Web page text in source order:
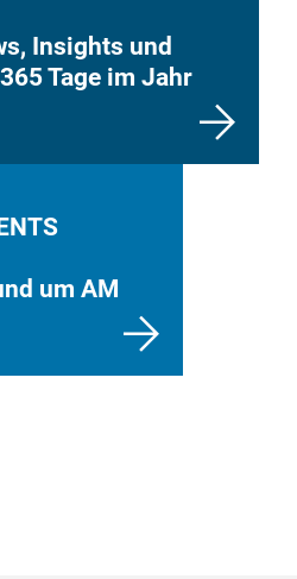
Insights und
Tage im Jahr
um AM